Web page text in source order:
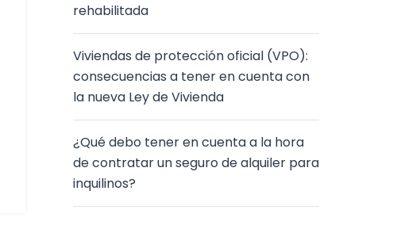
rehabilitada
Viviendas de protección oficial (VPO):
consecuencias a tener en cuenta con
la nueva Ley de Vivienda
¿Qué debo tener en cuenta a la hora
de contratar un seguro de alquiler para
inquilinos?